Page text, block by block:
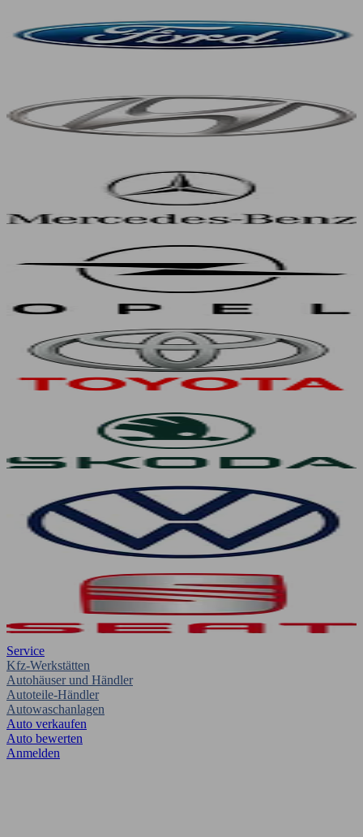
Service
Kfz-Werkstätten
Autohäuser und Händler
Autoteile-Händler
Autowaschanlagen
Auto verkaufen
Auto bewerten
Anmelden